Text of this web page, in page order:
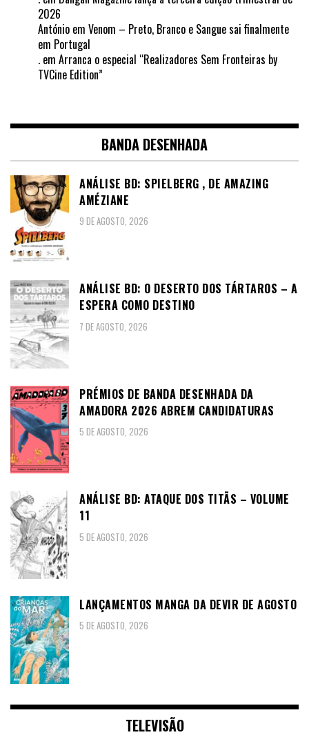
2026
António em Venom – Preto, Branco e Sangue sai finalmente
em Portugal
. em Arranca o especial “Realizadores Sem Fronteiras by
TVCine Edition”
BANDA DESENHADA
ANÁLISE BD: SPIELBERG , DE AMAZING
AMÉZIANE
9 DE AGOSTO, 2026
ANÁLISE BD: O DESERTO DOS TÁRTAROS – A
ESPERA COMO DESTINO
7 DE AGOSTO, 2026
PRÉMIOS DE BANDA DESENHADA DA
AMADORA 2026 ABREM CANDIDATURAS
5 DE AGOSTO, 2026
ANÁLISE BD: ATAQUE DOS TITÃS – VOLUME
11
5 DE AGOSTO, 2026
LANÇAMENTOS MANGA DA DEVIR DE AGOSTO
5 DE AGOSTO, 2026
TELEVISÃO